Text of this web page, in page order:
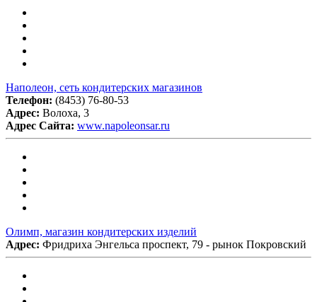
Наполеон, сеть кондитерских магазинов
Телефон: (8453) 76-80-53
Адрес: Волоха, 3
Адрес Сайта: www.napoleonsar.ru
Олимп, магазин кондитерских изделий
Адрес: Фридриха Энгельса проспект, 79 - рынок Покровский